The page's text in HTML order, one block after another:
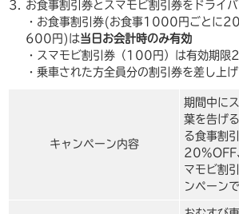
お食事割引券とスマモビ割引券をドライバ
・お食事割引券(お食事1000円ごとに
600円)は当日お会計時のみ有効
・スマモビ割引券（100円）は有効期
・乗車された方全員分の割引券を差し上
キャンペーン内容
期間中に
葉を告げ
る食事割
20%OFF
マモビ割
ンペーンで